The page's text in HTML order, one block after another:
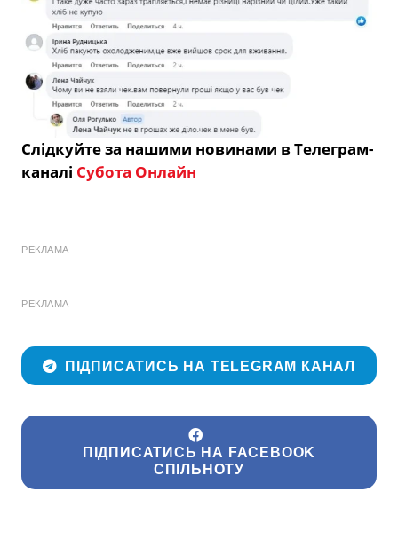
Слідкуйте за нашими новинами в Телеграм-
каналі Субота Онлайн
РЕКЛАМА
РЕКЛАМА
ПІДПИСАТИСЬ НА TELEGRAM КАНАЛ
ПІДПИСАТИСЬ НА FACEBOOK
СПІЛЬНОТУ